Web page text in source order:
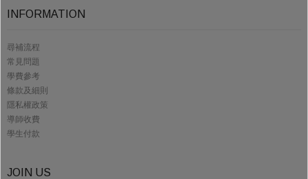
INFORMATION
尋補流程
常見問題
學費參考
條款及細則
隱私權政策
導師收費
學生付款
JOIN US